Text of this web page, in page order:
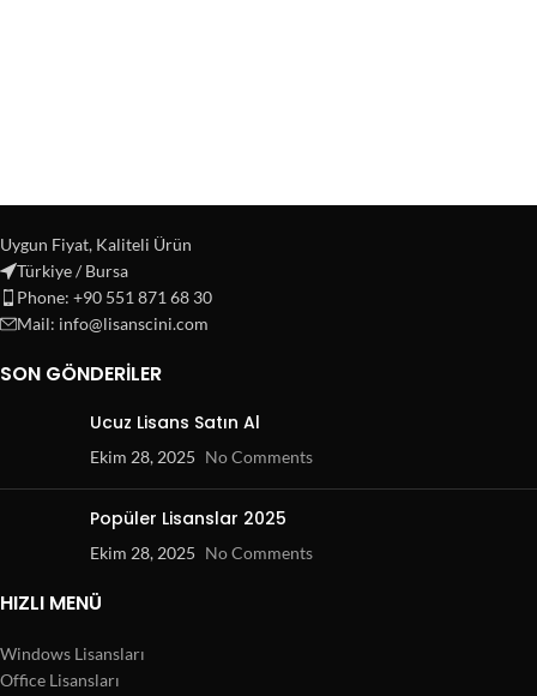
Uygun Fiyat, Kaliteli Ürün
Türkiye / Bursa
Phone: +90 551 871 68 30
Mail: info@lisanscini.com
SON GÖNDERILER
Ucuz Lisans Satın Al
Ekim 28, 2025 No Comments
Popüler Lisanslar 2025
Ekim 28, 2025 No Comments
HIZLI MENÜ
Windows Lisansları
Office Lisansları